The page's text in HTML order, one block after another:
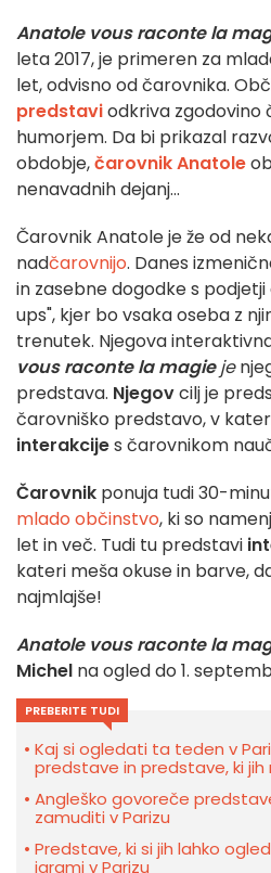
Anatole vous raconte la
leta 2017, je primeren za
let, odvisno od čarovnika.
predstaviodkriva zgodovino
humorjem. Da bi prikazal
obdobje,čarovnik Anatole
nenavadnih dejanj...
Čarovnik Anatoleje že od
nadčarovnijo. Danes
in zasebne dogodke s
ups", kjer bo vsaka oseba z
trenutek. Njegova
vous raconte la magieje
predstava. Njegovcilj je
čarovniško predstavo, v
interakcijes čarovnikom
Čarovnik ponuja tudi 30-
mlado občinstvo, ki so
let in več. Tudi tu predstavi
kateri meša okuse in barve,
najmlajše!
Anatole vous raconte la
Michel na ogled do 1.
PREBERITE TUDI
Kaj si ogledati ta teden v
predstave in predstave, ki
Angleško govoreče
zamuditi v Parizu
Predstave, ki si jih lahko
igrami v Parizu